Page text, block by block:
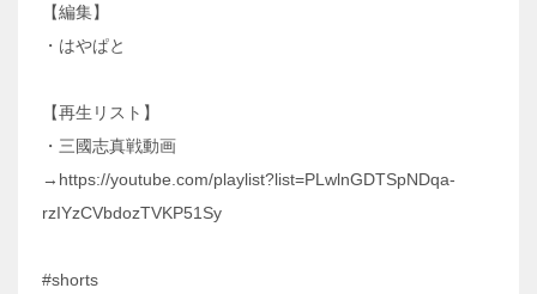
【編集】
・はやぱと
【再生リスト】
・三國志真戦動画
→https://youtube.com/playlist?list=PLwlnGDTSpNDqa-
rzIYzCVbdozTVKP51Sy
#shorts